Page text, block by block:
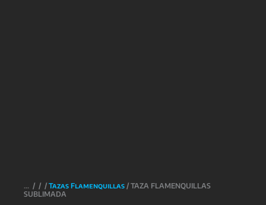
/ / / Tazas Flamenquillas / TAZA FLAMENQUILLAS
SUBLIMADA